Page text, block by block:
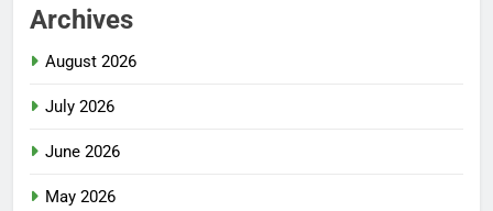
Archives
August 2026
July 2026
June 2026
May 2026